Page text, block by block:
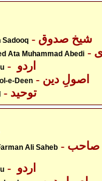
Sadooq - شیخ صدوق
Ata Muhammad Abedi
e-Deen - اصولِ دین
- توحید
Ali Saheb صاحب